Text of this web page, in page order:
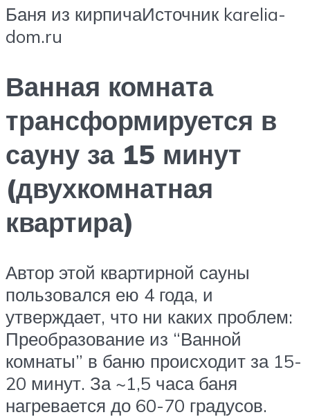
Баня из кирпичаИсточник karelia-
dom.ru
Ванная комната
трансформируется в
сауну за 15 минут
(двухкомнатная
квартира)
Автор этой квартирной сауны
пользовался ею 4 года, и
утверждает, что ни каких проблем:
Преобразование из “Ванной
комнаты” в баню происходит за 15-
20 минут. За ~1,5 часа баня
нагревается до 60-70 градусов.